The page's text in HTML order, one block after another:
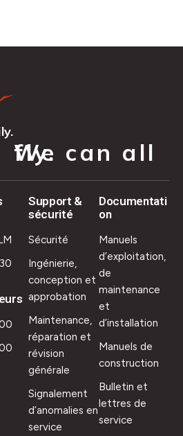
We can all fly.
Support &
sécurité
Sécurité
Ingénierie,
conception et
approbation
Maintenance,
réparation et
révision
générale
Signalement
d’anomalies en
service
Documentati
on
Manuels
d’exploitation,
de
maintenance
et
d’installation
Manuels de
construction
Bulletin et
lettres de
service